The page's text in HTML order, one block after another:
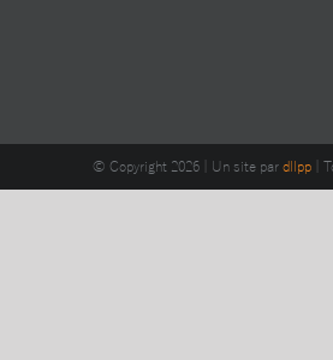
© Copyright 2026 | Un site par dllpp |